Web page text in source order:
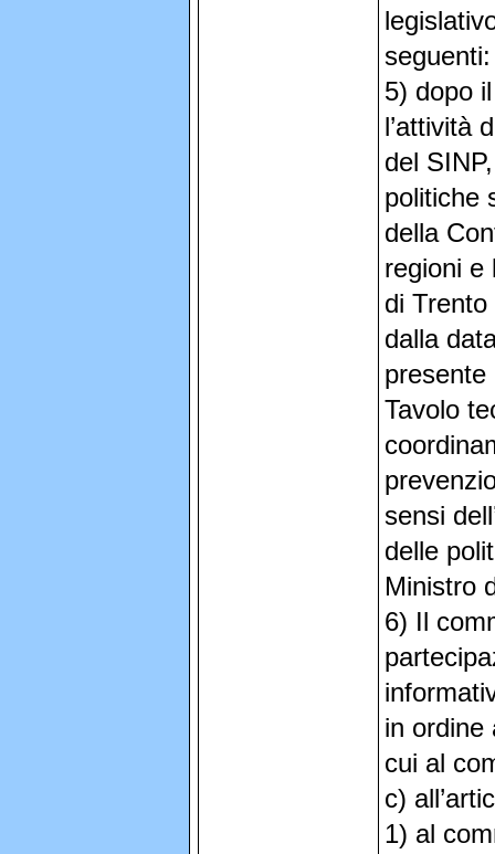
5) dopo
l’attività
del
politiche
della
regioni e
di
dalla
presente
Tavolo
sensi
delle
Ministro
6) Il
in ordine
cui al
c)
1) al